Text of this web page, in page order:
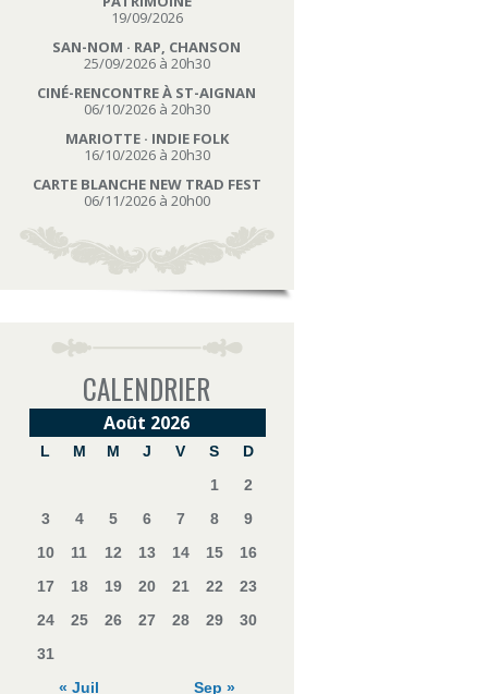
19/09/2026
SAN-NOM · RAP, CHANSON
25/09/2026 à 20h30
CINÉ-RENCONTRE À ST-AIGNAN
06/10/2026 à 20h30
MARIOTTE · INDIE FOLK
16/10/2026 à 20h30
CARTE BLANCHE NEW TRAD FEST
06/11/2026 à 20h00
CALENDRIER
Août 2026
L M M J V S
D
1
2
3
4 5 6 7 8
9
10
11 12 13 14 15
16
17
18 19 20 21 22
23
24
25 26 27 28 29
30
31
« Juil
Sep »